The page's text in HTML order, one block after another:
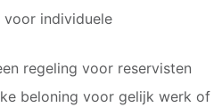
voor individuele
regeling voor reservisten
beloning voor gelijk werk of